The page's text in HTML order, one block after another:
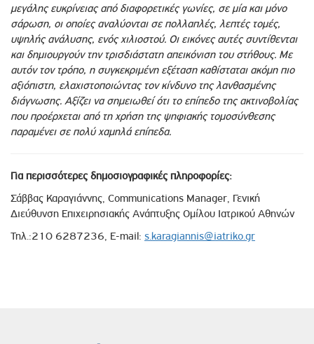
μεγάλης ευκρίνειας από διαφορετικές γωνίες, σε μία και μόνο
σάρωση, οι οποίες αναλύονται σε πολλαπλές, λεπτές τομές,
υψηλής ανάλυσης, ενός χιλιοστού. Οι εικόνες αυτές συντίθενται
και δημιουργούν την τρισδιάστατη απεικόνιση του στήθους. Με
αυτόν τον τρόπο, η συγκεκριμένη εξέταση καθίσταται ακόμη πιο
αξιόπιστη, ελαχιστοποιώντας τον κίνδυνο της λανθασμένης
διάγνωσης. Αξίζει να σημειωθεί ότι το επίπεδο της ακτινοβολίας
που προέρχεται από τη χρήση της ψηφιακής τομοσύνθεσης
παραμένει σε πολύ χαμηλά επίπεδα.
Για περισσότερες δημοσιογραφικές πληροφορίες:
Σάββας Καραγιάννης, Communications Manager, Γενική
Διεύθυνση Επιχειρησιακής Ανάπτυξης Ομίλου Ιατρικού Αθηνών
Τηλ.:210 6287236, E-mail: s.karagiannis@iatriko.gr